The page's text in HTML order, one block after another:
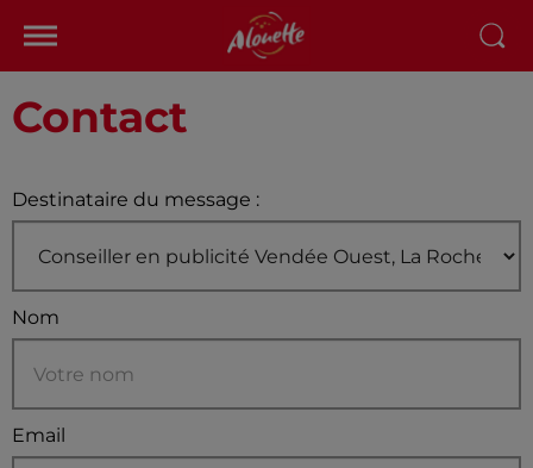
Contact
Destinataire du message :
Nom
Email